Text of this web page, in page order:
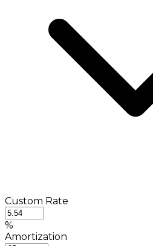
Custom Rate
%
Amortization